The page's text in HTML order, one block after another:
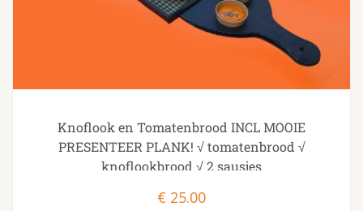
Knoflook en Tomatenbrood INCL MOOIE
PRESENTEER PLANK! √ tomatenbrood √
knoflookbrood √ 2 sausjes
€ 25.00